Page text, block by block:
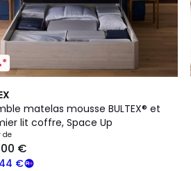
matelas mousse BULTEX® et
lit coffre, Space Up
de
€
€